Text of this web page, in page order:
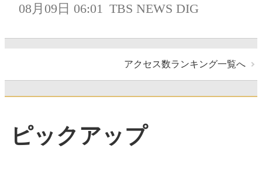
08月09日 06:01 TBS NEWS DIG
アクセス数ランキング一覧へ
ピックアップ